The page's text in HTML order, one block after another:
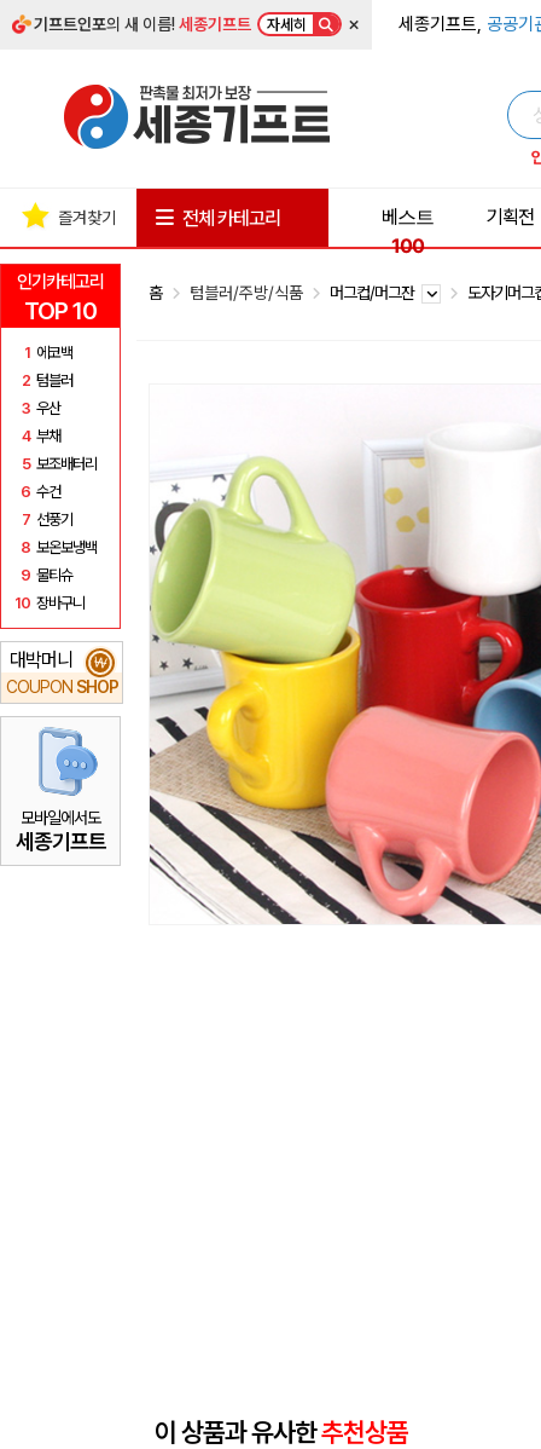
기프트인포의 새 이름!세종기프트 자세히 × 세종기프트, 공공기
인기카테고리
TOP 10
1 에코백
2 텀블러
3 우산
4 부채
5 보조배터리
6 수건
7 선풍기
8 보온보냉백
9 물티슈
10 장바구니
대박머니
COUPON SHOP
₩
모바일에서도
세종기프트
즐겨찾기 전체 카테고리
베스트
100
기획전
홈 텀블러/주방/식품 머그컵/머그잔 도자기머
이 상품과 유사한추천상품